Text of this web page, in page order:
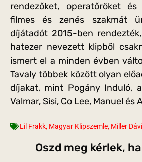
rendezőket, operatőröket
filmes és zenés szakmát
díjátadót 2015-ben
hatezer nevezett klipből
ismert el a minden évben
Tavaly többek között olyan
díjakat, mint Pogány Induló,
Valmar, Sisi, Co Lee, Manuel és
Lil Frakk, Magyar Klipszemle, Miller
Oszd meg kérlek,